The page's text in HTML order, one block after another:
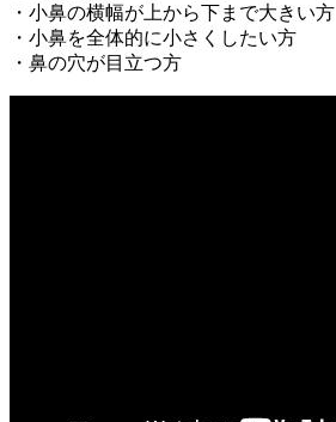
・小鼻の横幅が上から下まで大きい方
・小鼻を全体的に小さくしたい方
・鼻の穴が目立つ方